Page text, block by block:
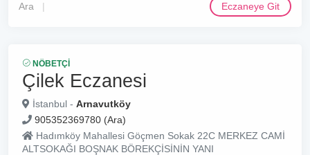
Ara Eczaneye Git
NÖBETÇI
Çilek Eczanesi
İstanbul - Arnavutköy
905352369780 (Ara)
Hadımköy Mahallesi Göçmen Sokak 22C MERKEZ CAMİ
ALTSOKAĞI BOŞNAK BÖREKÇİSİNİN YANI